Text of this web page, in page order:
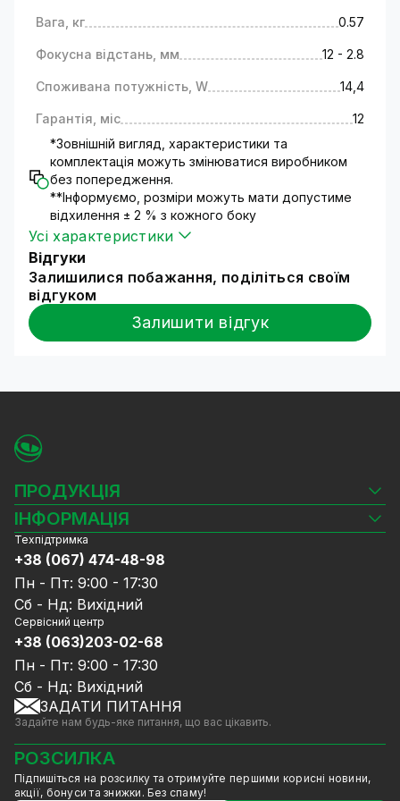
т.д.);
роботу і багато іншого.
Для самостійної установки Вам доступні
встановлення обладнання. Але ми
наполегливо рекомендуємо для встановлення
нашого обладнання звернутися до фахівців.
Технічні характеристики
Камера відеоспостереження працює на
основі матриці 1/3 CMOS OV;
Процесор - HI3516D;
Роздільна здатність зображення (2688x1520);
Об"єктив регульований з фокусом 12 - 2.8 мм;
Світлочутливість камери - 0.005 Lux;
Модель обладнана вбудованою
інфрачервоною підсвіткою дальністю – 40
допомогою спеціального додатку для iPhone
Тип корпусу - циліндричний.
Гарантія та доставка
території України в термін від 1 до 5 робочих
днів. Гарантія 12 міс.
Повернення і обмін товару проводиться
відповідно до Закону України "Про захист
Вага, кг 0.57
Фокусна відстань, мм 12 - 2.8
Споживана потужність, W 14,4
Гарантія, міс
12
*Зовнішній вигляд, характеристики та
комплектація можуть змінюватися виробником
без попередження.
**Інформуємо, розміри можуть мати допустиме
відхилення ± 2 % з кожного боку
Усі характеристики
Відгуки
Залишилися побажання, поділіться своїм
відгуком
Залишити відгук
ПРОДУКЦІЯ
Камери відеоспостереження
Відеореєстратори
Комплекти відеоспостереження
СКУД
Джерела живлення
Мережеве обладнання
Ноутбуки та комп'ютери
Аксесуари
Акції
Знижені в ціні товари
GreenVision знижки
Мерч від GreenVision
Товари для дому
Товари зняті з виробництва
ІНФОРМАЦІЯ
Блог
Доставка та оплата
Гарантія та Сервісне обслуговування
Політика конфіденційності
Договір публічної оферти
Співпраця
Послуги
Калькулятор розрахунку обсягу HDD
Техпідтримка
+38 (067) 474-48-98
Пн - Пт: 9:00 - 17:30
Сб - Нд: Вихідний
Сервісний центр
+38 (063)203-02-68
Пн - Пт: 9:00 - 17:30
Сб - Нд: Вихідний
ЗАДАТИ ПИТАННЯ
Задайте нам будь-яке питання, що вас цікавить.
РОЗСИЛКА
Підпишіться на розсилку та отримуйте першими корисні новини,
акції, бонуси та знижки. Без спаму!